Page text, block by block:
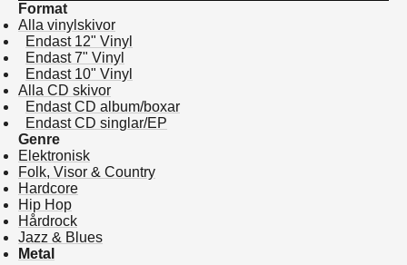
Format
Alla vinylskivor
Endast 12" Vinyl
Endast 7" Vinyl
Endast 10" Vinyl
Alla CD skivor
Endast CD album/boxar
Endast CD singlar/EP
Genre
Elektronisk
Folk, Visor & Country
Hardcore
Hip Hop
Hårdrock
Jazz & Blues
Metal